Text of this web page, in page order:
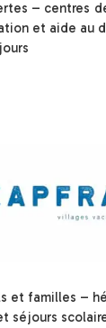
– centres
et aide au
et familles –
séjours